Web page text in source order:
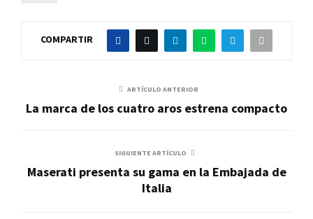
COMPARTIR
ARTÍCULO ANTERIOR
La marca de los cuatro aros estrena compacto
SIGUIENTE ARTÍCULO
Maserati presenta su gama en la Embajada de
Italia